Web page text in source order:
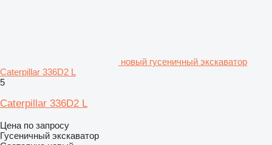
новый гусеничный экскаватор
Caterpillar 336D2 L
5
Caterpillar 336D2 L
Цена по запросу
Гусеничный экскаватор